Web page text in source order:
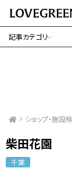
記事カテゴリ
ショップ・施設
柴田花園
千葉